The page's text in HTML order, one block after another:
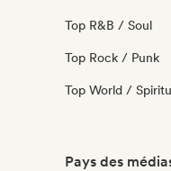
Top R&B / Soul
Top Rock / Punk
Top World /
Pays des